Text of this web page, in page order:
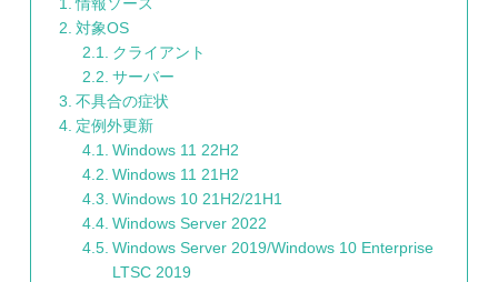
対象OS
クライアント
サーバー
不具合の症状
定例外更新
Windows 11 22H2
Windows 11 21H2
Windows 10 21H2/21H1
Windows Server 2022
Windows Server 2019/Windows 10 Enterprise
LTSC 2019